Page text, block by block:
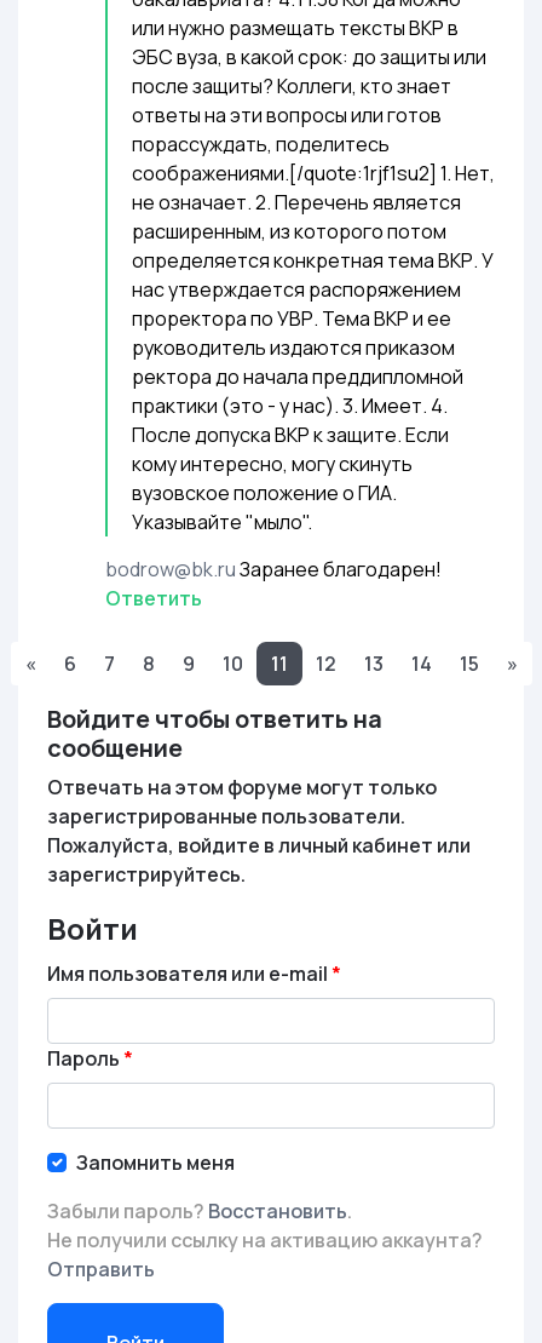
или нужно размещать тексты ВКР в
ЭБС вуза, в какой срок: до защиты или
после защиты? Коллеги, кто знает
ответы на эти вопросы или готов
порассуждать, поделитесь
соображениями.[/quote:1rjf1su2] 1. Нет,
не означает. 2. Перечень является
расширенным, из которого потом
определяется конкретная тема ВКР. У
нас утверждается распоряжением
проректора по УВР. Тема ВКР и ее
руководитель издаются приказом
ректора до начала преддипломной
практики (это - у нас). 3. Имеет. 4.
После допуска ВКР к защите. Если
кому интересно, могу скинуть
вузовское положение о ГИА.
Указывайте "мыло".
bodrow@bk.ruЗаранее благодарен!
Ответить
« 6 7 8 9 10 11 12 13 14 15 »
Войдите чтобы ответить на
сообщение
Отвечать на этом форуме могут только
зарегистрированные пользователи.
Пожалуйста, войдите в личный кабинет или
зарегистрируйтесь.
Войти
Имя пользователя или e-mail
Пароль
Запомнить меня
Забыли пароль? Восстановить.
Не получили ссылку на активацию аккаунта?
Отправить